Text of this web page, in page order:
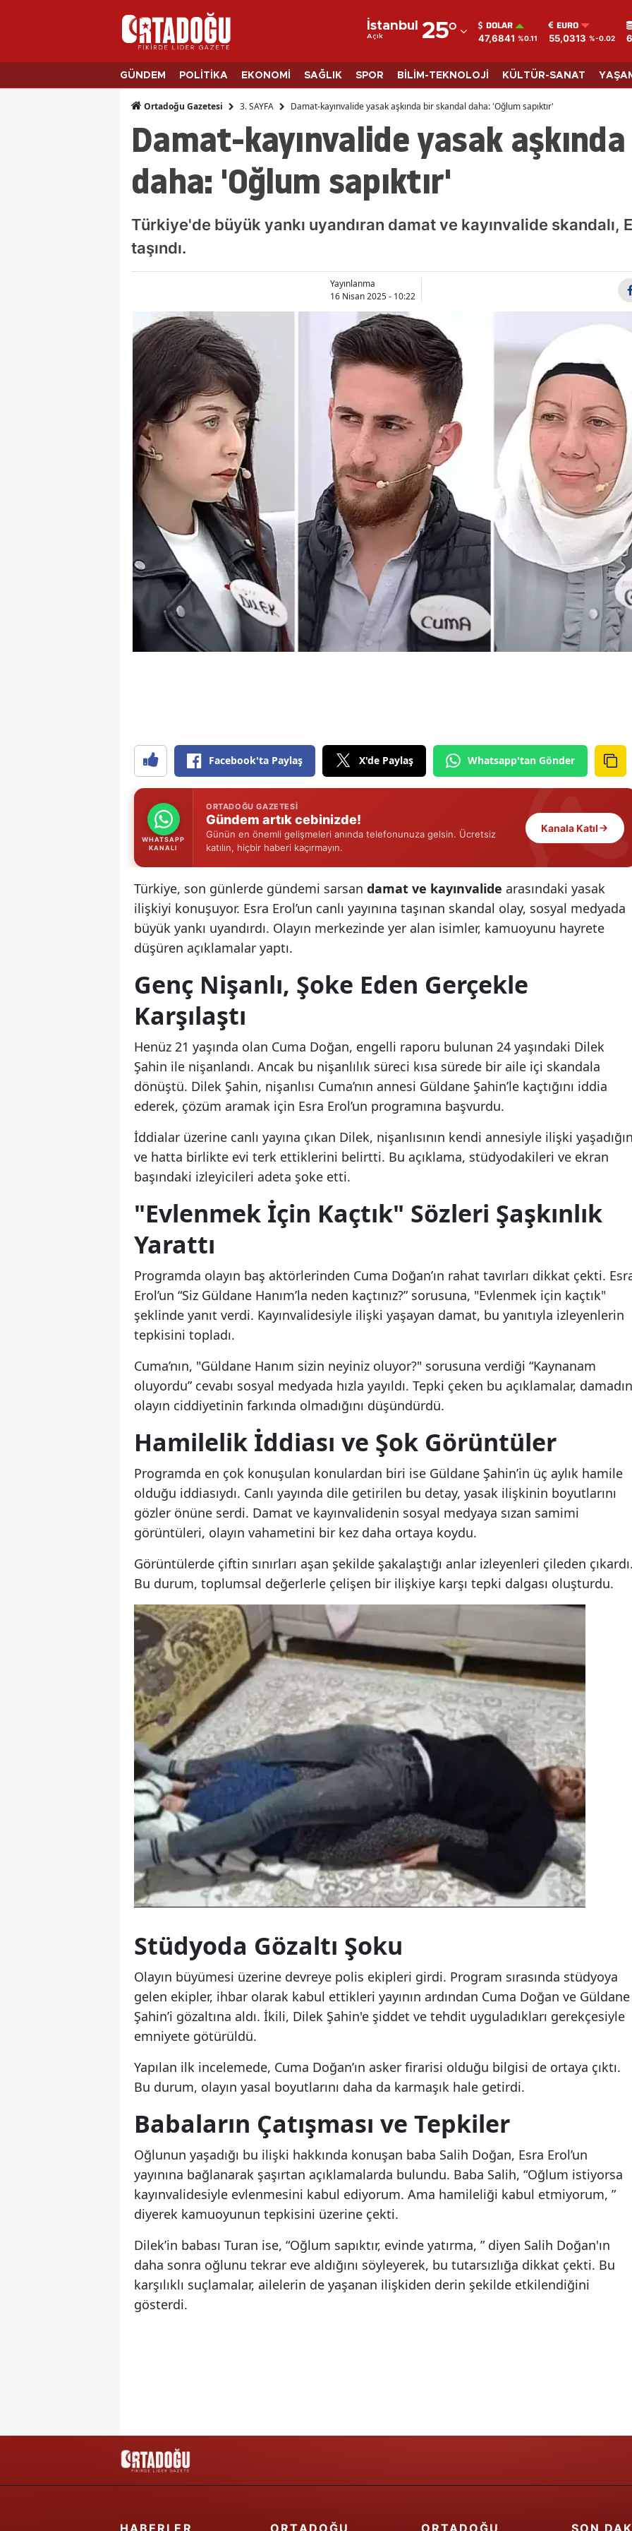
İstanbul
Açık 25°
Adana
Adıyaman
Afyonkarahisar
Ağrı
Ankara
Antalya
Aydın
Balıkesir
Bilecik
Bingöl
Bolu
Burdur
Bursa
Çanakkale
Çorum
Denizli
Diyarbakır
Edirne
Eskişehir
Hakkari
Hatay
Isparta
İstanbul
Kars
Kastamonu
Kayseri
Kırklareli
Malatya
Manisa
Mardin
Muğla
Muş
Nevşehir
Niğde
Ordu
Sakarya
Samsun
Siirt
Sinop
Sivas
Tekirdağ
Tokat
Trabzon
Tunceli
Şanlıurfa
Uşak
Van
Zonguldak
Aksaray
Bayburt
Kırıkkale
Şırnak
Bartın
Iğdır
Yalova
Karabük
DOLAR
47,6841 %0.11
EURO
55,0313 %-0.02
GÜNDEM POLİTİKA EKONOMİ SAĞLIK SPOR BİLİM-TEKNOLOJİ KÜLTÜR-SANAT
Ortadoğu Gazetesi 3. SAYFA Damat-kayınvalide yasak aşkında bir skandal daha: 'Oğlum sapıktır'
Damat-kayınvalide yasak
daha: 'Oğlum sapıktır'
Türkiye'de büyük yankı uyandıran damat ve kayınvalide skandalı,
taşındı.
Yayınlanma
16 Nisan 2025 - 10:22
Facebook'ta Paylaş X'de Paylaş Whatsapp'tan Gönder
WHATSAPP
KANALI
ORTADOĞU GAZETESI
Gündem artık cebinizde!
Günün en önemli gelişmeleri anında telefonunuza gelsin. Ücretsiz
katılın, hiçbir haberi kaçırmayın.
Kanala Katıl
Türkiye, son günlerde gündemi sarsan damat ve kayınvalide arasındaki yasak
ilişkiyi konuşuyor. Esra Erol’un canlı yayınına taşınan skandal olay, sosyal medyada
büyük yankı uyandırdı. Olayın merkezinde yer alan isimler, kamuoyunu hayrete
düşüren açıklamalar yaptı.
Genç Nişanlı, Şoke Eden Gerçekle
Karşılaştı
Henüz 21 yaşında olan Cuma Doğan, engelli raporu bulunan 24 yaşındaki Dilek
Şahin ile nişanlandı. Ancak bu nişanlılık süreci kısa sürede bir aile içi skandala
dönüştü. Dilek Şahin, nişanlısı Cuma’nın annesi Güldane Şahin’le kaçtığını iddia
ederek, çözüm aramak için Esra Erol’un programına başvurdu.
İddialar üzerine canlı yayına çıkan Dilek, nişanlısının kendi annesiyle ilişki
ve hatta birlikte evi terk ettiklerini belirtti. Bu açıklama, stüdyodakileri ve ekran
başındaki izleyicileri adeta şoke etti.
"Evlenmek İçin Kaçtık" Sözleri Şaşkınlık
Yarattı
Programda olayın baş aktörlerinden Cuma Doğan’ın rahat tavırları dikkat çekti.
Erol’un “Siz Güldane Hanım’la neden kaçtınız?” sorusuna, "Evlenmek için kaçtık"
şeklinde yanıt verdi. Kayınvalidesiyle ilişki yaşayan damat, bu yanıtıyla izleyenlerin
tepkisini topladı.
Cuma’nın, "Güldane Hanım sizin neyiniz oluyor?" sorusuna verdiği “Kaynanam
oluyordu” cevabı sosyal medyada hızla yayıldı. Tepki çeken bu açıklamalar, damadın
olayın ciddiyetinin farkında olmadığını düşündürdü.
Hamilelik İddiası ve Şok Görüntüler
Programda en çok konuşulan konulardan biri ise Güldane Şahin’in üç aylık hamile
olduğu iddiasıydı. Canlı yayında dile getirilen bu detay, yasak ilişkinin boyutlarını
gözler önüne serdi. Damat ve kayınvalidenin sosyal medyaya sızan samimi
görüntüleri, olayın vahametini bir kez daha ortaya koydu.
Görüntülerde çiftin sınırları aşan şekilde şakalaştığı anlar izleyenleri çileden çıkardı.
Bu durum, toplumsal değerlerle çelişen bir ilişkiye karşı tepki dalgası oluşturdu.
Stüdyoda Gözaltı Şoku
Olayın büyümesi üzerine devreye polis ekipleri girdi. Program sırasında stüdyoya
gelen ekipler, ihbar olarak kabul ettikleri yayının ardından Cuma Doğan ve Güldane
Şahin’i gözaltına aldı. İkili, Dilek Şahin'e şiddet ve tehdit uyguladıkları gerekçesiyle
emniyete götürüldü.
Yapılan ilk incelemede, Cuma Doğan’ın asker firarisi olduğu bilgisi de ortaya çıktı.
Bu durum, olayın yasal boyutlarını daha da karmaşık hale getirdi.
Babaların Çatışması ve Tepkiler
Oğlunun yaşadığı bu ilişki hakkında konuşan baba Salih Doğan, Esra Erol’un
yayınına bağlanarak şaşırtan açıklamalarda bulundu. Baba Salih, “Oğlum istiyorsa
kayınvalidesiyle evlenmesini kabul ediyorum. Ama hamileliği kabul etmiyorum, ”
diyerek kamuoyunun tepkisini üzerine çekti.
Dilek’in babası Turan ise, “Oğlum sapıktır, evinde yatırma, ” diyen Salih Doğan'ın
daha sonra oğlunu tekrar eve aldığını söyleyerek, bu tutarsızlığa dikkat çekti. Bu
karşılıklı suçlamalar, ailelerin de yaşanan ilişkiden derin şekilde etkilendiğini
gösterdi.
Türkiye Neden Saç
Ekiminde Dünya
Lideri
Konumunda?
Zebani
Fatma
açıklaması:
yenge
Telefon şifresini
paylaşmadı
Telefon şifresini
paylaşmadı